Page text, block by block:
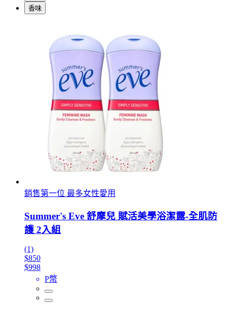
香味
銷售第一位 最多女性愛用
Summer's Eve 舒摩兒 賦活美學浴潔露-全肌防
護 2入組
(1)
$850
$998
P幣